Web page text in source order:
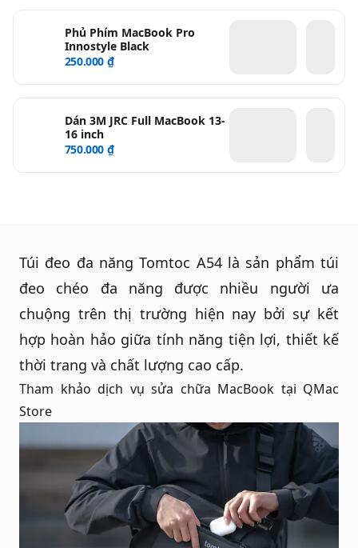
Phủ Phím MacBook Pro
Innostyle Black
250.000 ₫
Dán 3M JRC Full MacBook 13-
16 inch
750.000 ₫
Túi đeo đa năng Tomtoc A54 là sản phẩm túi
đeo chéo đa năng được nhiều người ưa
chuộng trên thị trường hiện nay bởi sự kết
hợp hoàn hảo giữa tính năng tiện lợi, thiết kế
thời trang và chất lượng cao cấp.
Tham khảo dịch vụ sửa chữa MacBook tại QMac
Store